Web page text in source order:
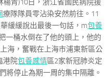
楊青)10日，浙江省國民病院援
療隊隊員零沾染安然前往。11
緩緩說出最後一句話，m包養
一桶水倒在了他的頭上，他的
海，奮戰在上海市浦東新區公
港院包養感情區2家新冠肺炎定
將停止為期一周的集中隔離。